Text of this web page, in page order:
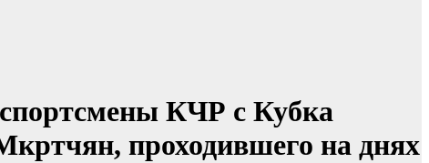
спортсмены КЧР с Кубка
проходившего на днях